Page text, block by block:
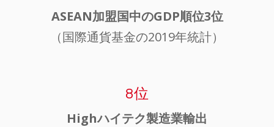
ASEAN加盟国中のGDP順位3位
（国際通貨基金の2019年統計）
8位
Highハイテク製造業輸出